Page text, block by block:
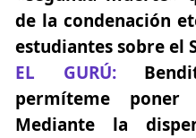
de la condenación
estudiantes sobre el
EL GURÚ:
permíteme
Mediante la